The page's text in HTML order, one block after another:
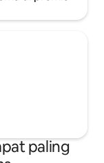
paling